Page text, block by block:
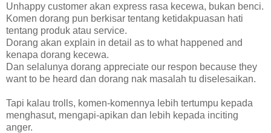
Unhappy customer akan express rasa kecewa, bukan benci.
Komen dorang pun berkisar tentang ketidakpuasan hati
tentang produk atau service.
Dorang akan explain in detail as to what happened and
kenapa dorang kecewa.
Dan selalunya dorang appreciate our respon because they
want to be heard dan dorang nak masalah tu diselesaikan.
Tapi kalau trolls, komen-komennya lebih tertumpu kepada
menghasut, mengapi-apikan dan lebih kepada inciting
anger.